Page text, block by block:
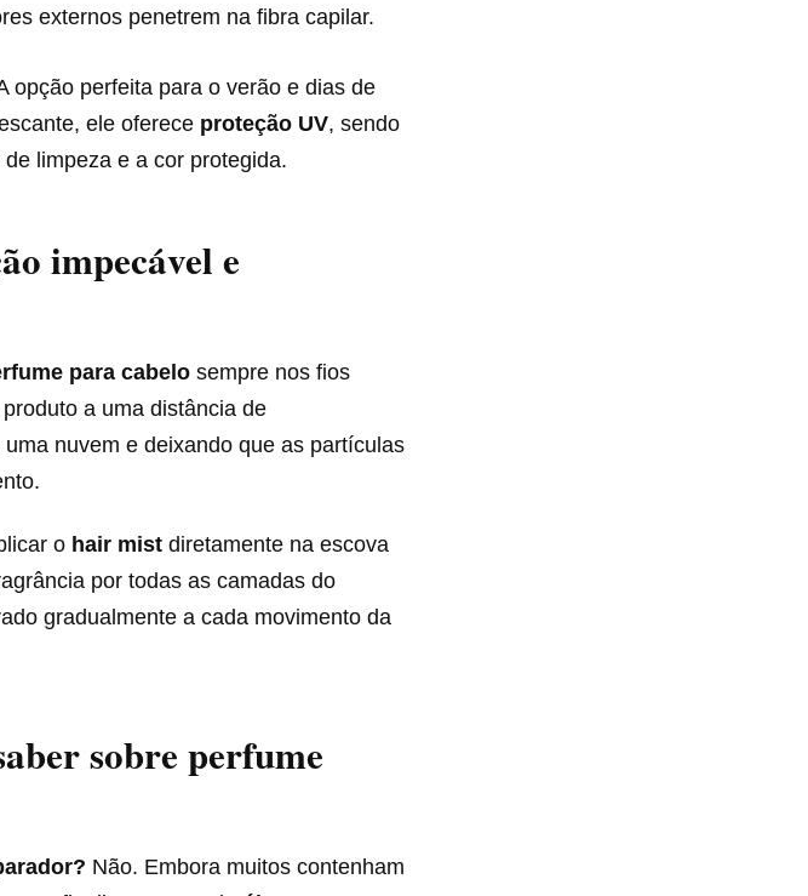
externos penetrem na fibra capilar.
opção perfeita para o verão e dias de
ele oferece proteção UV, sendo
limpeza e a cor protegida.
impecável e
para cabelo sempre nos fios
a uma distância de
uma nuvem e deixando que as partículas
o hair mist diretamente na escova
por todas as camadas do
gradualmente a cada movimento da
sobre perfume
Não. Embora muitos contenham